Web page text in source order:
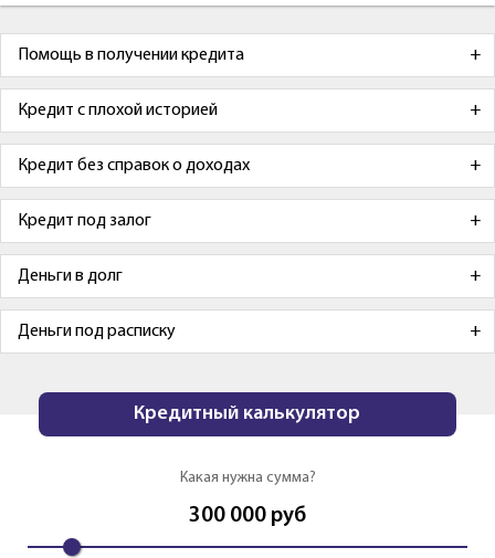
Помощь в получении кредита
Кредит с плохой историей
Кредит без справок о доходах
Кредит под залог
Деньги в долг
Деньги под расписку
Кредитный калькулятор
Какая нужна сумма?
300 000 руб